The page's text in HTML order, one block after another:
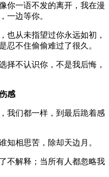
你一语不发的离开，我在漫
一边等你。
也从未指望过你永远如初，
忍不住偷偷难过了很久。
择不认识你，不是我后悔，
感
我们都一样，到最后跪着感
知相思苦，除却天边月。
不解释；当所有人都忽略我